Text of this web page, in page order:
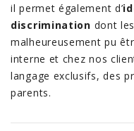
il permet également d’
discrimination dont
malheureusement pu
interne et chez nos
langage exclusifs, des
parents.